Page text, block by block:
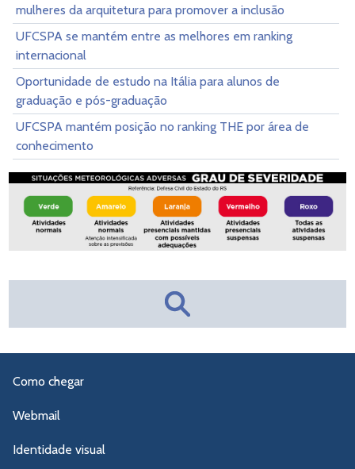
mulheres da arquitetura para promover a inclusão
UFCSPA se mantém entre as melhores em ranking
internacional
Oportunidade de estudo na Itália para alunos de
graduação e pós-graduação
UFCSPA mantém posição no ranking THE por área de
conhecimento
Como chegar
Webmail
Identidade visual